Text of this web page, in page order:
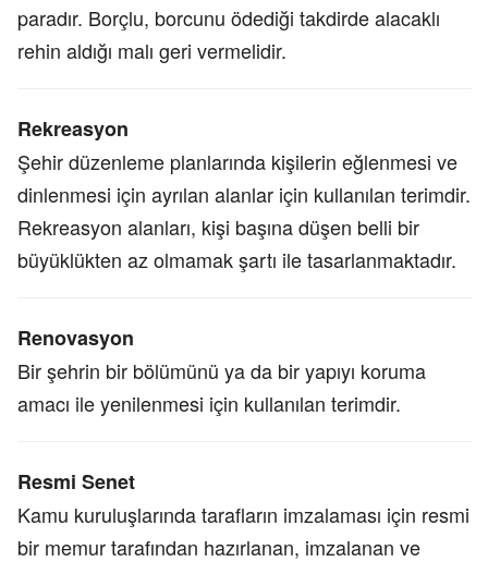
paradır. Borçlu, borcunu ödediği takdirde alacaklı
rehin aldığı malı geri vermelidir.
Rekreasyon
Şehir düzenleme planlarında kişilerin eğlenmesi ve
dinlenmesi için ayrılan alanlar için kullanılan terimdir.
Rekreasyon alanları, kişi başına düşen belli bir
büyüklükten az olmamak şartı ile tasarlanmaktadır.
Renovasyon
Bir şehrin bir bölümünü ya da bir yapıyı koruma
amacı ile yenilenmesi için kullanılan terimdir.
Resmi Senet
Kamu kuruluşlarında tarafların imzalaması için resmi
bir memur tarafından hazırlanan, imzalanan ve